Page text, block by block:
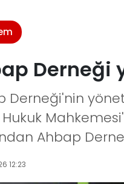
Derneği
Derneği'nin
Hukuk
Ahbap
12:23